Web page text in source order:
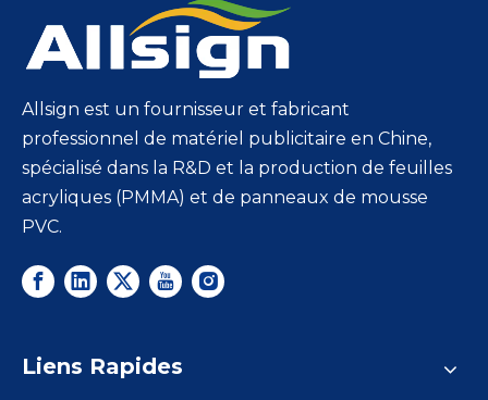
Allsign est un fournisseur et fabricant
professionnel de matériel publicitaire en Chine,
spécialisé dans la R&D et la production de feuilles
acryliques (PMMA) et de panneaux de mousse
PVC.
Liens Rapides